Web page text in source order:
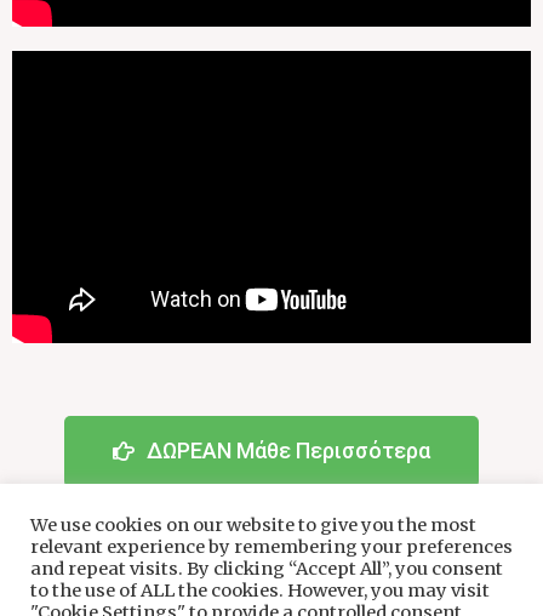
ΔΩΡΕΑΝ Μάθε Περισσότερα
We use cookies on our website to give you the most
relevant experience by remembering your preferences
and repeat visits. By clicking “Accept All”, you consent
to the use of ALL the cookies. However, you may visit